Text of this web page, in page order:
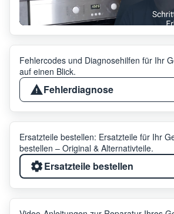
Fehlercodes und Diagnosehilfen für Ihr
auf einen Blick.
Fehlerdiagnose
Ersatzteile bestellen: Ersatzteile für Ihr
bestellen – Original & Alternativteile.
Ersatzteile bestellen